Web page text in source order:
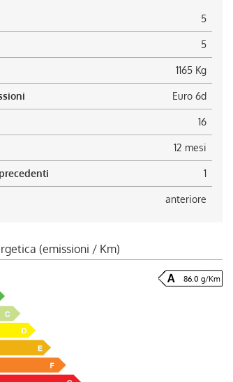
5
5
1165 Kg
Euro 6d
16
12 mesi
1
anteriore
(emissioni / Km)
86.0 g/Km